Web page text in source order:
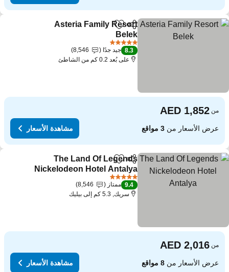
مشاركةAdd to favorites
Asteria Family Resort
Belek
مشاهدة الأسعار
8.3 جيد جدًا
8,546
على بُعد 0.2 كم من الشاطئ
من
عرض الأسعار من3 مواقع مشاهدة الأسعار
مشاركةAdd to favorites
The Land Of Legends
Nickelodeon Hotel Antalya
مشاهدة الأسعار
9.4 ممتاز
8,546
سريك, 5.3 كم إلى بيليك
من
عرض الأسعار من8 مواقع مشاهدة الأسعار